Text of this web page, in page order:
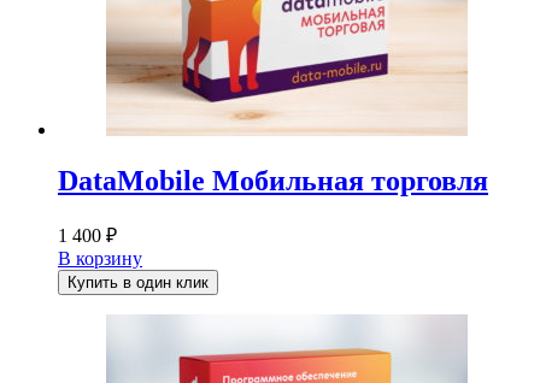
DataMobile Мобильная торговля
1 400 ₽
В корзину
Купить в один клик